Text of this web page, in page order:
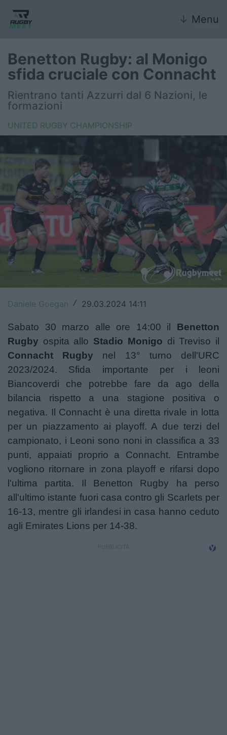
↓ Menu
Nazionali giovanili
Rugby Sevens
FIR
Internazionale
6 Nazioni
United Rugby Championship
Top14
Premiership
Champions Cup
Challenge Cup
World Rugby
Rugby World Cup
Super Rugby
Rugby in TV
Mercato
Serie A Elite
Campionati
Serie A
Serie B
Serie C
Benetton Rugby: al Monigo
sfida cruciale con Connacht
Rientrano tanti Azzurri dal 6 Nazioni, le
formazioni
UNITED RUGBY CHAMPIONSHIP
Daniele Goegan / 29.03.2024 14:11
Sabato 30 marzo alle ore 14:00 il Benetton
Rugby ospita allo Stadio Monigo di Treviso il
Connacht Rugby nel
13° turno dell'URC
2023/2024. Sfida importante per i leoni
Biancoverdi che potrebbe fare da ago della
bilancia rispetto a una stagione positiva o
negativa. Il Connacht è una diretta rivale in lotta
per un piazzamento ai playoff. A due terzi del
campionato, i Leoni sono noni in classifica a 33
punti, appaiati proprio a Connacht. Entrambe
vogliono ritornare in zona playoff e rifarsi dopo
l'ultima partita. Il Benetton Rugby ha perso
all'ultimo istante fuori casa contro gli Scarlets per
16-13, mentre gli irlandesi in casa hanno ceduto
agli Emirates Lions per 14-38.